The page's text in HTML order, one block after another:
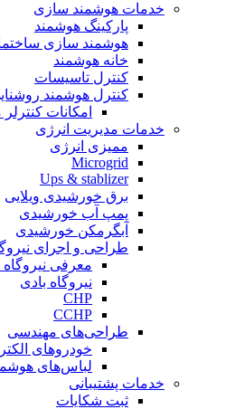
خدمات هوشمند سازی
پارکینگ هوشمند
هوشمند سازی
خانه هوشمند
کنترل تاسیسات
کنترل هوشمند
امکانات
خدمات مدیریت انرژی
ممیزی انرژی
Microgrid
Ups & stablizer
برق خورشیدی ویلایی
پمپ آب خورشیدی
آبگرمکن خورشیدی
طراحی و اجرای
معرفی
نیروگاه بادی
CHP
CCHP
طراحی‌های مهندسی
خودروهای
لباس‌های
خدمات پشتیبانی
ثبت شکایات